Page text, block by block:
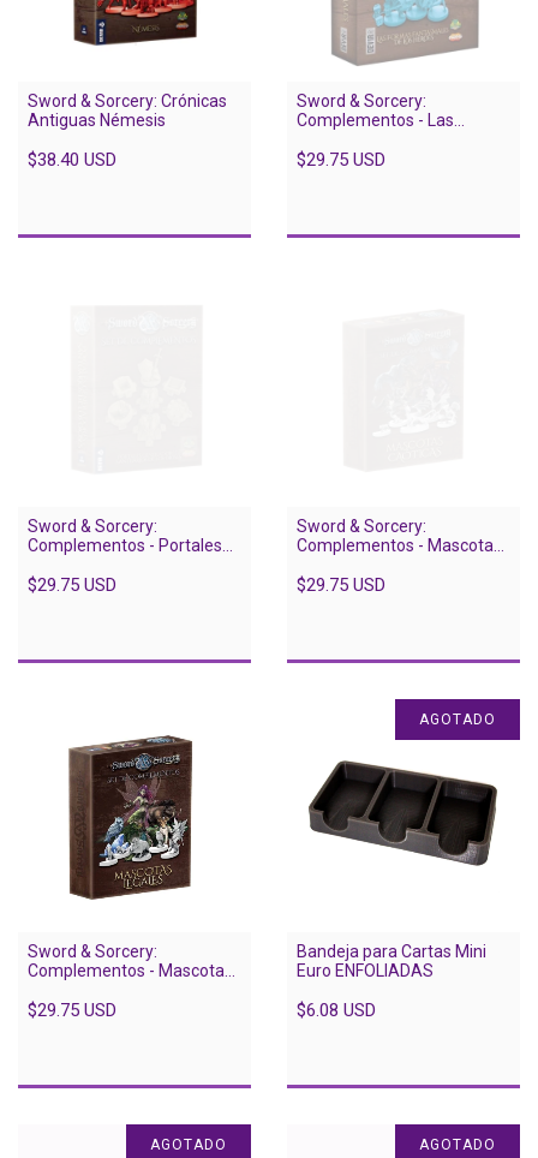
Sword & Sorcery: Crónicas
Antiguas Némesis
$38.40 USD
Sword & Sorcery:
Complementos - Las
Heroes
$29.75 USD
Sword & Sorcery:
Complementos - Portales
de los dioses
$29.75 USD
Sword & Sorcery:
Complementos - Mascotas
$29.75 USD
Sword & Sorcery:
Complementos - Mascotas
$29.75 USD
AGOTADO
Bandeja para Cartas Mini
Euro ENFOLIADAS
$6.08 USD
AGOTADO AGOTADO